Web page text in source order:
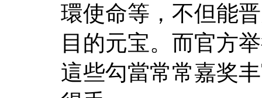
環使命等，不但能
目的元宝。而官方
這些勾當常常嘉奖